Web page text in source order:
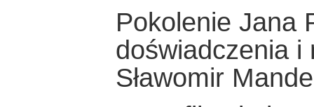
Pokolenie Jana
doświadczenia i
Sławomir